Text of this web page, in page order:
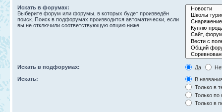
Искать в форумах:
Выберите форум или форумы, в которых будет произведён
поиск. Поиск в подфорумах производится автоматически, если
вы не отключили соответствующую опцию ниже.
Искать в подфорумах: Да
Искать:
В
Только в
Только по
Только в